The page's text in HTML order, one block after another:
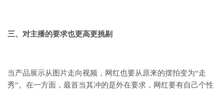
三、对主播的要求也更高更挑剔
当产品展示从图片走向视频，网红也要从原来的摆拍变为“走
秀”。在一方面，最首当其冲的是外在要求，网红要有自己个性